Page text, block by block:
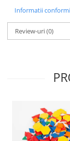
Informatii
Review-uri(0)